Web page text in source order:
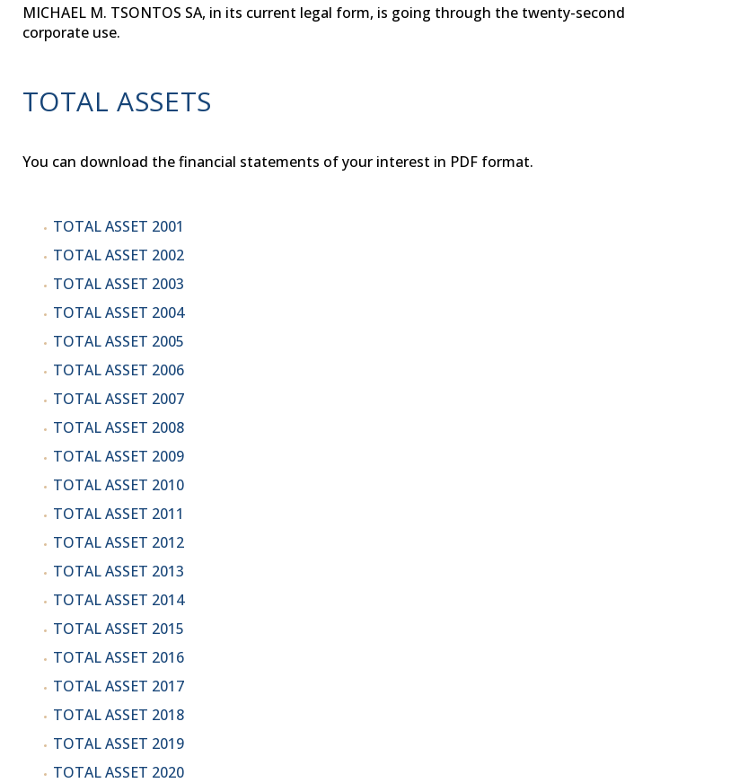
MICHAEL M. TSONTOS SA, in its current legal form, is going through the twenty-second
corporate use.
TOTAL ASSETS
You can download the financial statements of your interest in PDF format.
TOTAL ASSET 2001
TOTAL ASSET 2002
TOTAL ASSET 2003
TOTAL ASSET 2004
TOTAL ASSET 2005
TOTAL ASSET 2006
TOTAL ASSET 2007
TOTAL ASSET 2008
TOTAL ASSET 2009
TOTAL ASSET 2010
TOTAL ASSET 2011
TOTAL ASSET 2012
TOTAL ASSET 2013
TOTAL ASSET 2014
TOTAL ASSET 2015
TOTAL ASSET 2016
TOTAL ASSET 2017
TOTAL ASSET 2018
TOTAL ASSET 2019
TOTAL ASSET 2020